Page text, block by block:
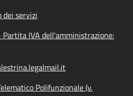
dei servizi
IVA dell'amministrazione:
Polifunzionale (v.